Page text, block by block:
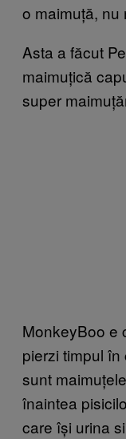
o maimuță, nu
Asta a făcut
maimuțică
super
MonkeyBoo e
pierzi timpul în
sunt
înaintea
care își urina